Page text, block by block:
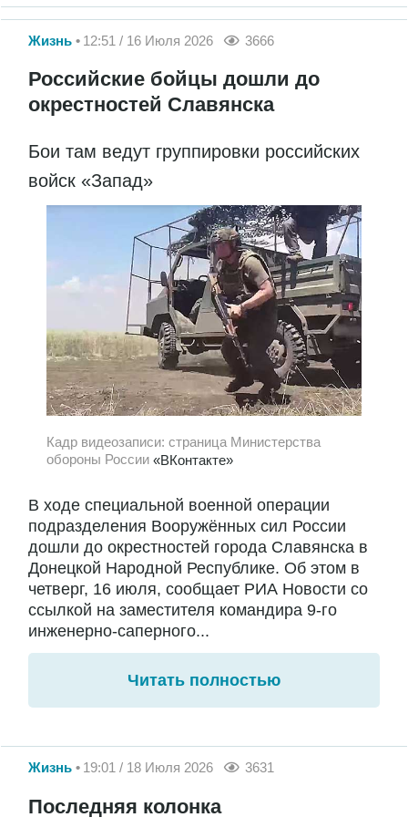
Жизнь 12:51 / 16 Июля 2026 3666
Российские бойцы дошли до
окрестностей Славянска
Бои там ведут группировки российских
войск «Запад»
Кадр видеозаписи: страница Министерства
обороны России «ВКонтакте»
В ходе специальной военной операции
подразделения Вооружённых сил России
дошли до окрестностей города Славянска в
Донецкой Народной Республике. Об этом в
четверг, 16 июля, сообщает РИА Новости со
ссылкой на заместителя командира 9-го
инженерно-саперного...
Читать полностью
Жизнь 19:01 / 18 Июля 2026 3631
Последняя колонка